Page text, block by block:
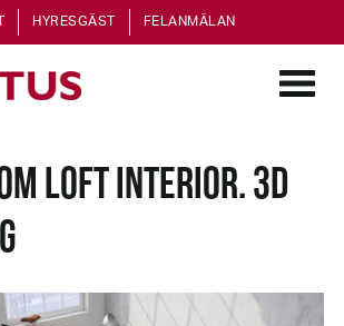
HYRESGÄST FELANMÄLAN
LOFT INTERIOR. 3D